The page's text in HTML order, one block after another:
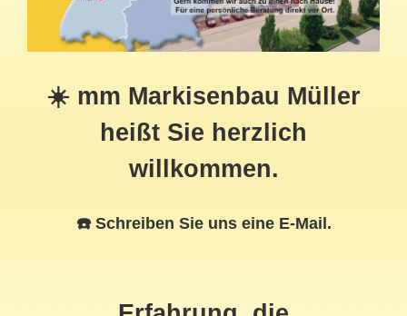
☀️ mm Markisenbau Müller
heißt Sie herzlich
willkommen.
☎️ Schreiben Sie uns eine E-Mail.